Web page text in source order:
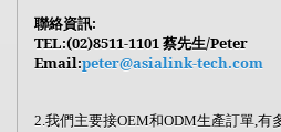
聯絡資訊:
TEL:(02)8511-1101蔡先生/Peter
Email:peter@asialink-tech.com
2.我們主要接OEM和ODM生產訂單,有